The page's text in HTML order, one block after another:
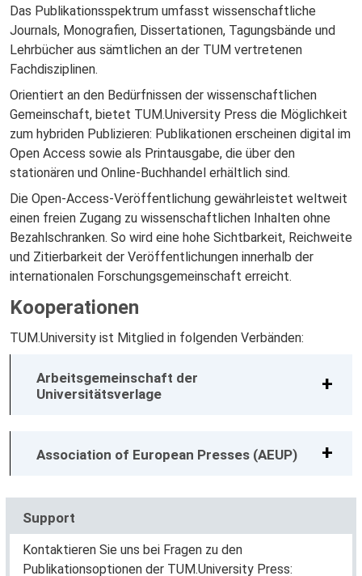
Das Publikationsspektrum umfasst wissenschaftliche
Journals, Monografien, Dissertationen, Tagungsbände und
Lehrbücher aus sämtlichen an der TUM vertretenen
Fachdisziplinen.
Orientiert an den Bedürfnissen der wissenschaftlichen
Gemeinschaft, bietet TUM.University Press die Möglichkeit
zum hybriden Publizieren: Publikationen erscheinen digital im
Open Access sowie als Printausgabe, die über den
stationären und Online-Buchhandel erhältlich sind.
Die Open-Access-Veröffentlichung gewährleistet weltweit
einen freien Zugang zu wissenschaftlichen Inhalten ohne
Bezahlschranken. So wird eine hohe Sichtbarkeit, Reichweite
und Zitierbarkeit der Veröffentlichungen innerhalb der
internationalen Forschungsgemeinschaft erreicht.
Kooperationen
TUM.University ist Mitglied in folgenden Verbänden:
Arbeitsgemeinschaft der
Universitätsverlage
Association of European Presses (AEUP)
Support
Kontaktieren Sie uns bei Fragen zu den
Publikationsoptionen der TUM.University Press: